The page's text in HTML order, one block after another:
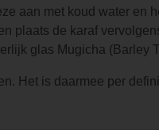
aan met koud water en
plaats de karaf
glas Mugicha (Barley
Het is daarmee per